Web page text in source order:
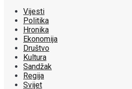
Vijesti
Politika
Hronika
Ekonomija
Društvo
Kultura
Sandžak
Regija
Svijet